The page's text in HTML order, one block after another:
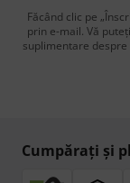
Făcând clic pe
prin e-mail. Vă
suplimentare
Cumpărați și